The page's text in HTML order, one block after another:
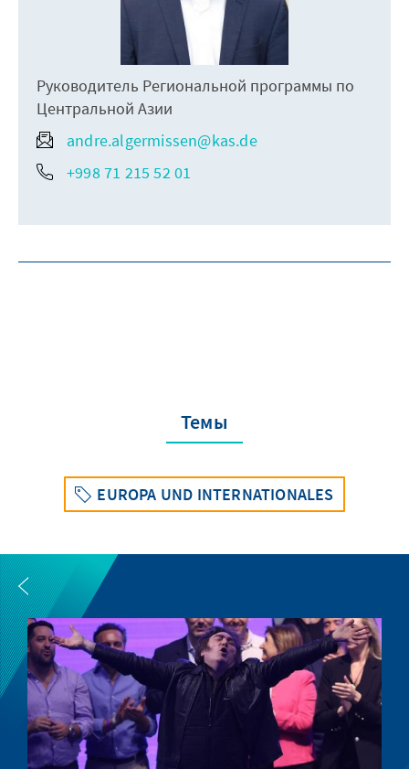
Руководитель Региональной программы по
Центральной Азии
andre.algermissen@kas.de
+998 71 215 52 01
Темы
EUROPA UND INTERNATIONALES